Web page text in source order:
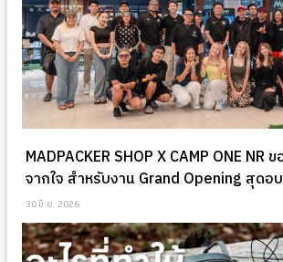
MADPACKER SHOP X CAMP ONE
จากใจ สำหรับงาน Grand Opening สุดอ
30 มิ.ย. 2026